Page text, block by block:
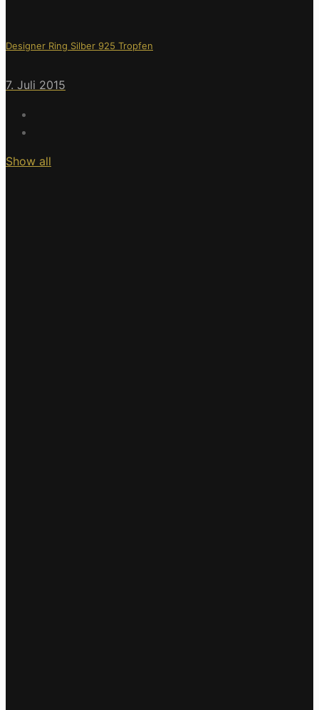
Designer Ring Silber 925 Tropfen
7. Juli 2015
Show all